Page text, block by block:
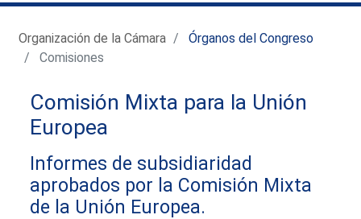
Organización de la Cámara
Órganos del Congreso
Comisiones
Comisión Mixta para la Unión
Europea
Informes de subsidiaridad
aprobados por la Comisión Mixta
de la Unión Europea.